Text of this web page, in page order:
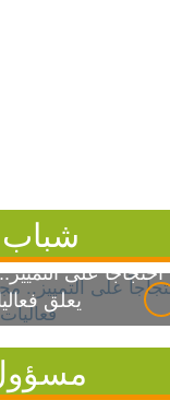
احتجاجاً على
يعلق